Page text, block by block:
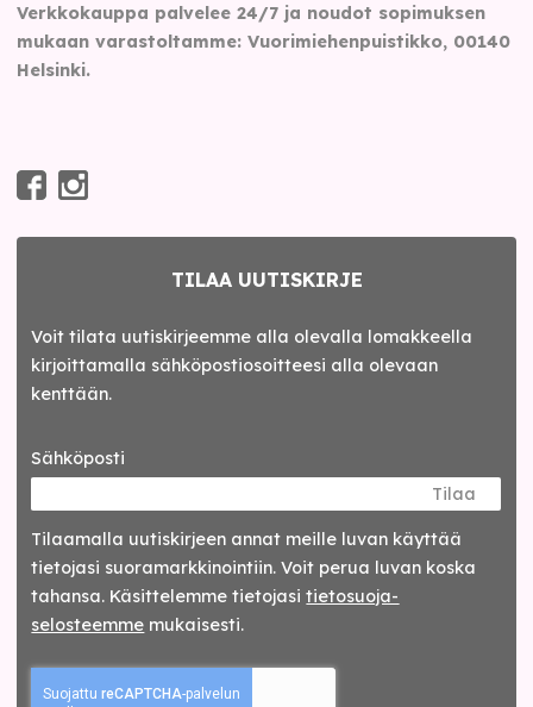
Verkkokauppa palvelee 24/7 ja noudot sopimuksen
mukaan varastoltamme: Vuorimiehenpuistikko, 00140
Helsinki.
TILAA UUTISKIRJE
Voit tilata uutiskirjeemme alla olevalla lomakkeella
kirjoittamalla sähköpostiosoitteesi alla olevaan
kenttään.
Sähköposti
Tilaa
Tilaamalla uutis­kirjeen annat meille luvan käyttää
tietojasi suora­markkinointiin. Voit perua luvan koska
tahansa. Käsittelemme tietojasitieto­suoja­
selosteemme mukaisesti.